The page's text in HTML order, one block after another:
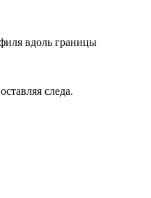
вдоль границы
следа.